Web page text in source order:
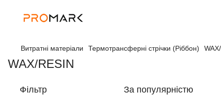
Витратні матеріали Термотрансферні стрічки (Ріббон)
WAX/RESIN
Фільтр За популярністю